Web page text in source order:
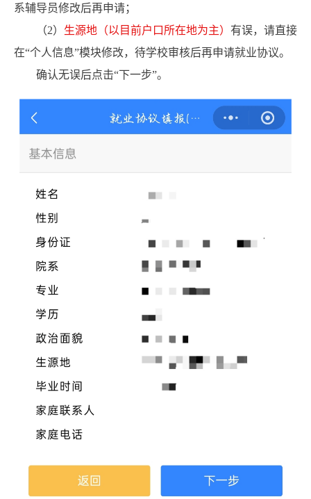
系辅导员修改后再申请；
（2） 生源地（以目前户口所在地为主） 有误，请直接
在“个人信息”模块修改，待学校审核后再申请就业协议。
确认无误后点击“下一步”。